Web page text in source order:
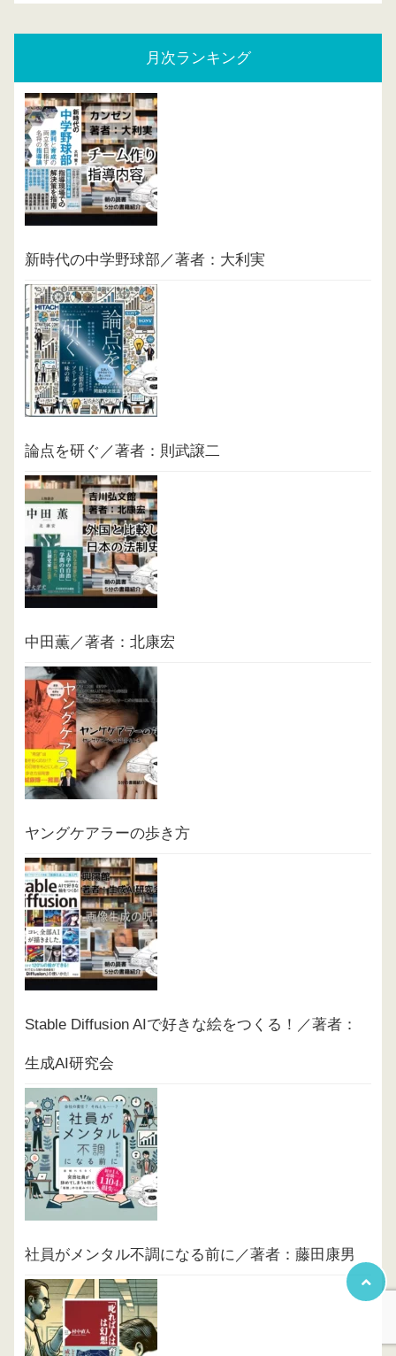
月次ランキング
新時代の中学野球部／著者：大利実
論点を研ぐ／著者：則武譲二
中田薫／著者：北康宏
ヤングケアラーの歩き方
Stable Diffusion AIで好きな絵をつくる！／著者：
生成AI研究会
社員がメンタル不調になる前に／著者：藤田康男